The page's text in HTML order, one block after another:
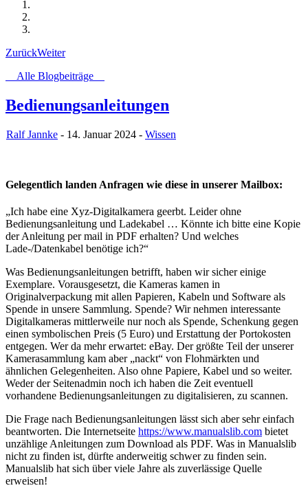
ZurückWeiter
Alle Blogbeiträge
Bedienungsanleitungen
Ralf Jannke - 14. Januar 2024 - Wissen
Gelegentlich landen Anfragen wie diese in unserer Mailbox:
„Ich habe eine Xyz-Digitalkamera geerbt. Leider ohne
Bedienungsanleitung und Ladekabel … Könnte ich bitte eine Kopie
der Anleitung per mail in PDF erhalten? Und welches
Lade-/Datenkabel benötige ich?“
Was Bedienungsanleitungen betrifft, haben wir sicher einige
Exemplare. Vorausgesetzt, die Kameras kamen in
Originalverpackung mit allen Papieren, Kabeln und Software als
Spende in unsere Sammlung. Spende? Wir nehmen interessante
Digitalkameras mittlerweile nur noch als Spende, Schenkung gegen
einen symbolischen Preis (5 Euro) und Erstattung der Portokosten
entgegen. Wer da mehr erwartet: eBay. Der größte Teil der unserer
Kamerasammlung kam aber „nackt“ von Flohmärkten und
ähnlichen Gelegenheiten. Also ohne Papiere, Kabel und so weiter.
Weder der Seitenadmin noch ich haben die Zeit eventuell
vorhandene Bedienungsanleitungen zu digitalisieren, zu scannen.
Die Frage nach Bedienungsanleitungen lässt sich aber sehr einfach
beantworten. Die Internetseite https://www.manualslib.com bietet
unzählige Anleitungen zum Download als PDF. Was in Manualslib
nicht zu finden ist, dürfte anderweitig schwer zu finden sein.
Manualslib hat sich über viele Jahre als zuverlässige Quelle
erweisen!